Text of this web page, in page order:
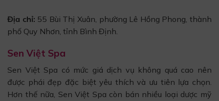
Địa chỉ: 55 Bùi Thị Xuân, phường Lê Hồng Phong, thành
phố Quy Nhơn, tỉnh Bình Định.
Sen Việt Spa
Sen Việt Spa có mức giá dịch vụ không quá cao nên
được phái đẹp đặc biệt yêu thích và ưu tiên lựa chọn.
Hơn thế nữa, Sen Việt Spa còn bán nhiều loại dược mỹ